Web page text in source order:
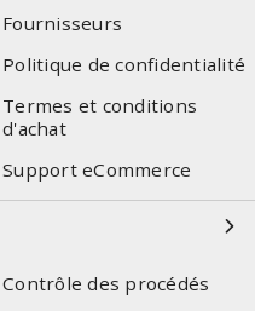
Fournisseurs
Politique de confidentialité
Termes et conditions
d'achat
Support eCommerce
Contrôle des procédés